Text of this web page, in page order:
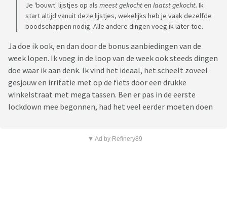
Je 'bouwt' lijstjes op als meest gekochten laatst gekocht. Ik
start altijd vanuit deze lijstjes, wekelijks heb je vaak dezelfde
boodschappen nodig. Alle andere dingen voeg ik later toe.
Ja doe ik ook, en dan door de bonus aanbiedingen van de
week lopen. Ik voeg in de loop van de week ook steeds dingen
doe waar ik aan denk. Ik vind het ideaal, het scheelt zoveel
gesjouw en irritatie met op de fiets door een drukke
winkelstraat met mega tassen. Ben er pas in de eerste
lockdown mee begonnen, had het veel eerder moeten doen
▼ Ad by Refinery89